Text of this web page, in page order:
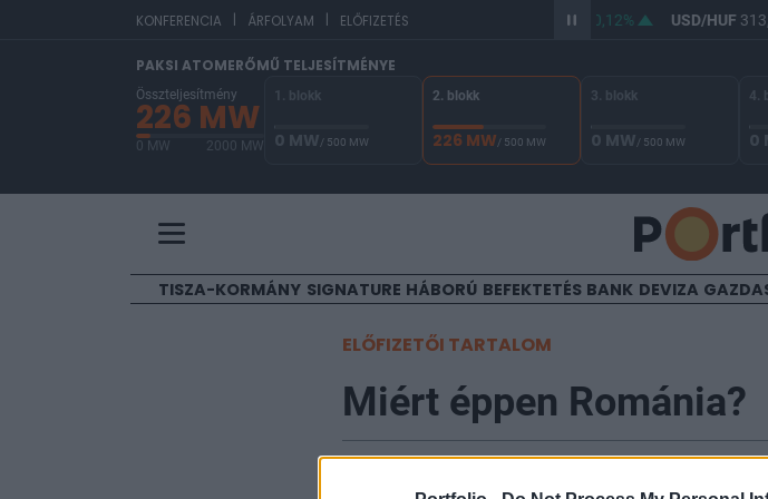
KONFERENCIA | ÁRFOLYAM | ELŐFIZETÉS 362,17 0,12% USD/HUF
PAKSI ATOMERŐMŰ TELJESÍTMÉNYE
Összteljesítmény
226 MW
0 MW 2000 MW
1. blokk
0 MW/ 500 MW
2. blokk
226 MW/ 500 MW
3. blokk
0 MW/ 500 MW
4.
0
TISZA-KORMÁNY SIGNATURE HÁBORÚ BEFEKTETÉS BANK DEVIZA
ELŐFIZETŐI TARTALOM
Miért éppen Románia?
2011. augusztus 08. 16:17